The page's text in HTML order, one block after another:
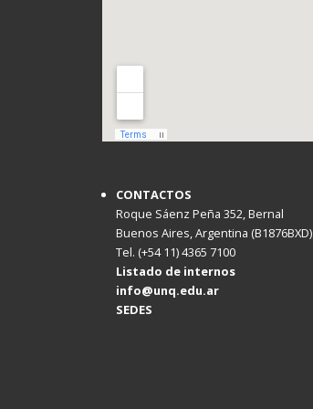
CONTACTOS
Roque Sáenz Peña 352, Bernal
Buenos Aires, Argentina (B1876BXD)
Tel. (+54 11) 4365 7100
Listado de internos
info@unq.edu.ar
SEDES